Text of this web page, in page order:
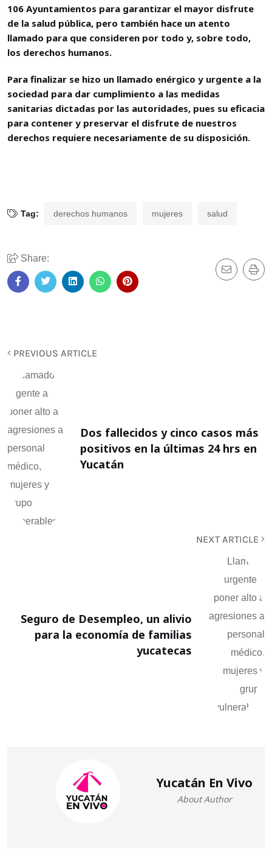
106 Ayuntamientos para garantizar el mayor disfrute
de la salud pública, pero también hace un atento
llamado para que consideren por todo y, sobre todo,
los derechos humanos.
Para finalizar se hizo un llamado enérgico y urgente a la
sociedad para dar cumplimiento a las medidas
sanitarias dictadas por las autoridades, pues su eficacia
para contener y preservar el disfrute de nuestros
derechos requiere necesariamente de su disposición.
Tag: derechos humanos mujeres salud
Share:
PREVIOUS ARTICLE
Dos fallecidos y cinco casos más
positivos en la últimas 24 hrs en
Yucatán
NEXT ARTICLE
Seguro de Desempleo, un alivio
para la economía de familias
yucatecas
Yucatán En Vivo
About Author